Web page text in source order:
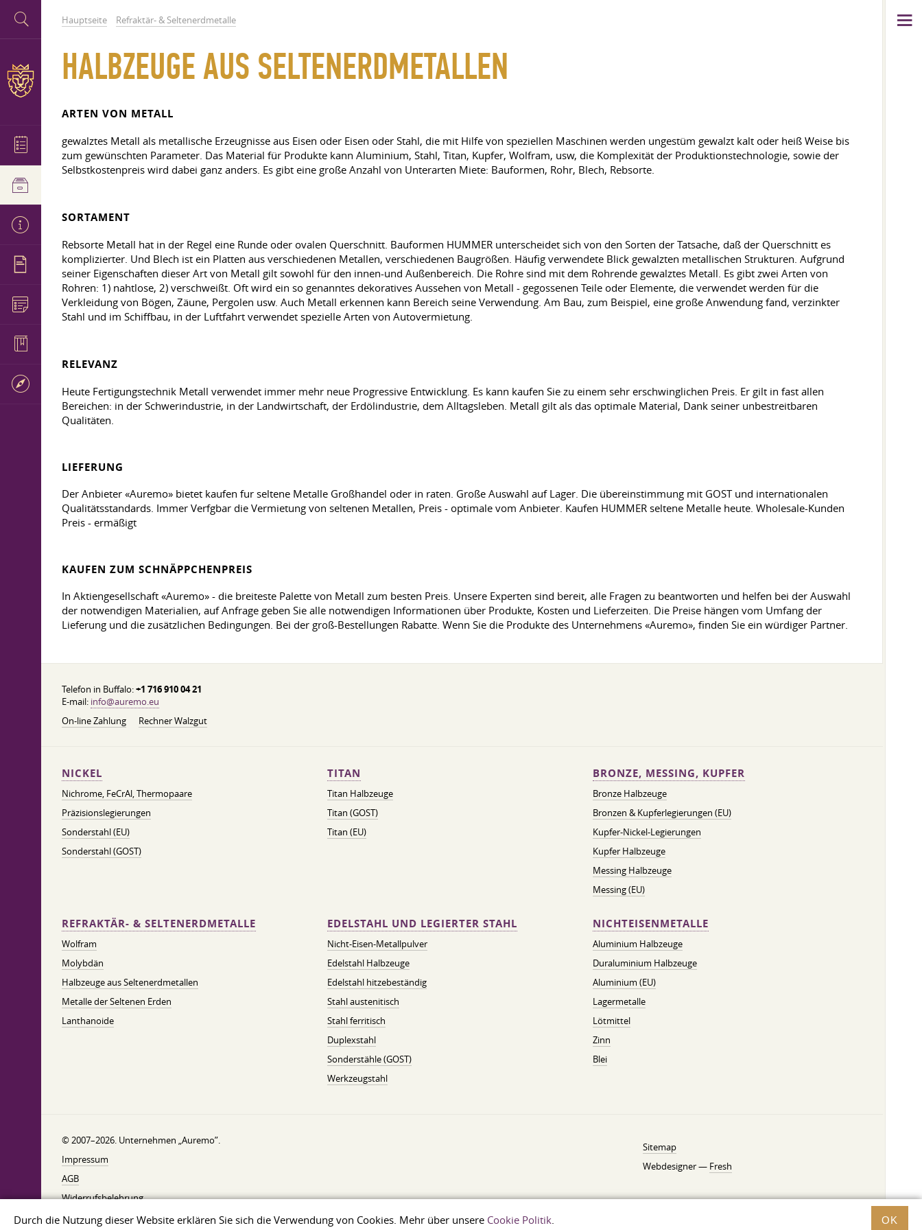
Durch die Nutzung dieser Website erklären Sie sich die Verwendung von Cookies. Mehr über unsere Cookie Politik. OK
Hauptseite Refraktär- & Seltenerdmetalle
HALBZEUGE AUS SELTENERDMETALLEN
ARTEN VON METALL
gewalztes Metall als metallische Erzeugnisse aus Eisen oder Eisen oder Stahl, die mit Hilfe von speziellen Maschinen werden ungestüm gewalzt kalt oder heiß Weise bis
zum gewünschten Parameter. Das Material für Produkte kann Aluminium, Stahl, Titan, Kupfer, Wolfram, usw, die Komplexität der Produktionstechnologie, sowie der
Selbstkostenpreis wird dabei ganz anders. Es gibt eine große Anzahl von Unterarten Miete: Bauformen, Rohr, Blech, Rebsorte.
SORTAMENT
Rebsorte Metall hat in der Regel eine Runde oder ovalen Querschnitt. Bauformen HUMMER unterscheidet sich von den Sorten der Tatsache, daß der Querschnitt es
komplizierter. Und Blech ist ein Platten aus verschiedenen Metallen, verschiedenen Baugrößen. Häufig verwendete Blick gewalzten metallischen Strukturen. Aufgrund
seiner Eigenschaften dieser Art von Metall gilt sowohl für den innen-und Außenbereich. Die Rohre sind mit dem Rohrende gewalztes Metall. Es gibt zwei Arten von
Rohren: 1) nahtlose, 2) verschweißt. Oft wird ein so genanntes dekoratives Aussehen von Metall - gegossenen Teile oder Elemente, die verwendet werden für die
Verkleidung von Bögen, Zäune, Pergolen usw. Auch Metall erkennen kann Bereich seine Verwendung. Am Bau, zum Beispiel, eine große Anwendung fand, verzinkter
Stahl und im Schiffbau, in der Luftfahrt verwendet spezielle Arten von Autovermietung.
RELEVANZ
Heute Fertigungstechnik Metall verwendet immer mehr neue Progressive Entwicklung. Es kann kaufen Sie zu einem sehr erschwinglichen Preis. Er gilt in fast allen
Bereichen: in der Schwerindustrie, in der Landwirtschaft, der Erdölindustrie, dem Alltagsleben. Metall gilt als das optimale Material, Dank seiner unbestreitbaren
Qualitäten.
LIEFERUNG
Der Anbieter «Auremo» bietet kaufen fur seltene Metalle Großhandel oder in raten. Große Auswahl auf Lager. Die übereinstimmung mit GOST und internationalen
Qualitätsstandards. Immer Verfgbar die Vermietung von seltenen Metallen, Preis - optimale vom Anbieter. Kaufen HUMMER seltene Metalle heute. Wholesale-Kunden
Preis - ermäßigt
KAUFEN ZUM SCHNÄPPCHENPREIS
In Aktiengesellschaft «Auremo» - die breiteste Palette von Metall zum besten Preis. Unsere Experten sind bereit, alle Fragen zu beantworten und helfen bei der Auswahl
der notwendigen Materialien, auf Anfrage geben Sie alle notwendigen Informationen über Produkte, Kosten und Lieferzeiten. Die Preise hängen vom Umfang der
Lieferung und die zusätzlichen Bedingungen. Bei der groß-Bestellungen Rabatte. Wenn Sie die Produkte des Unternehmens «Auremo», finden Sie ein würdiger Partner.
Telefon in Buffalo:+1 716 910 04 21
E-mail: info@auremo.eu
On-line Zahlung
Rechner Walzgut
NICKEL
Nichrome, FeСrAl, ​​Thermopaare
Präzisionslegierungen
Sonderstahl (EU)
Sonderstahl (GOST)
TITAN
Titan Halbzeuge
Titan (GOST)
Titan (EU)
BRONZE, MESSING, KUPFER
Bronze Halbzeuge
Bronzen & Kupferlegierungen (EU)
Kupfer-Nickel-Legierungen
Kupfer Halbzeuge
Messing Halbzeuge
Messing (EU)
REFRAKTÄR- & SELTENERDMETALLE
Wolfram
Molybdän
Halbzeuge aus Seltenerdmetallen
Metalle der Seltenen Erden
Lanthanoide
EDELSTAHL UND LEGIERTER STAHL
Nicht-Eisen-Metallpulver
Edelstahl Halbzeuge
Edelstahl hitzebeständig
Stahl austenitisch
Stahl ferritisch
Duplexstahl
Sonderstähle (GOST)
Werkzeugstahl
NICHTEISENMETALLE
Aluminium Halbzeuge
Duraluminium Halbzeuge
Aluminium (EU)
Lagermetalle
Lötmittel
Zinn
Blei
© 2007–2026. Unternehmen „Auremo”.
Impressum
AGB
Widerrufsbelehrung
Datenschutzerklärung
Sitemap
Webdesigner — Fresh